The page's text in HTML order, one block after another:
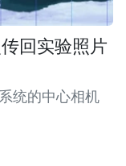
回实验照片
统的中心相机